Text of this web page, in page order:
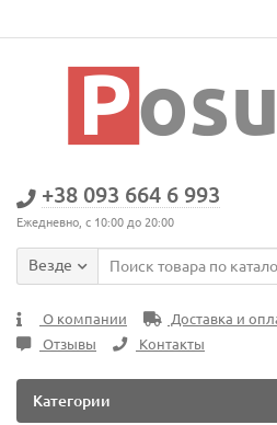
+38 093 664 6 993
Ежедневно, с 10:00 до 20:00
Везде
О компании Доставка и
Отзывы
Контакты
Категории